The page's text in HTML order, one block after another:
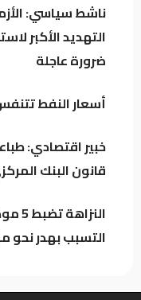
العراق
وترخيص
ناشط سياسي:
التهديد الأكبر
ضرورة عاجلة
أسعار النفط
خبير اقتصادي:
قانون البنك
التسبب بهدر نحو